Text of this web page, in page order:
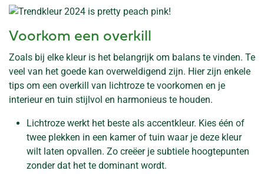
Voorkom een overkill
Zoals bij elke kleur is het belangrijk om balans te vinden. Te
veel van het goede kan overweldigend zijn. Hier zijn enkele
tips om een overkill van lichtroze te voorkomen en je
interieur en tuin stijlvol en harmonieus te houden.
Lichtroze werkt het beste als accentkleur. Kies één of
twee plekken in een kamer of tuin waar je deze kleur
wilt laten opvallen. Zo creëer je subtiele hoogtepunten
zonder dat het te dominant wordt.